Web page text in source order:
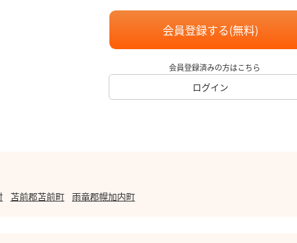
会員登録する(無料)
会員登録済みの方はこちら
ログイン
苫前郡苫前町 雨竜郡幌加内町